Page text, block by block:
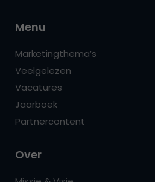
Menu
Marketingthema’s
Veelgelezen
Vacatures
Jaarboek
Partnercontent
Over